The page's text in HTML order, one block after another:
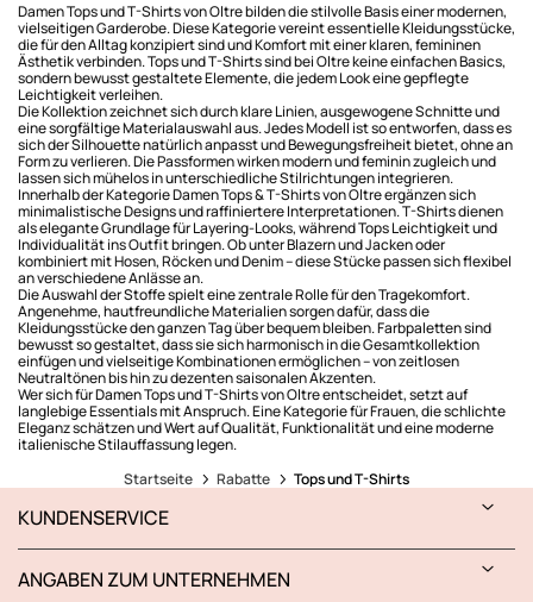
Damen Tops und T-Shirts von Oltre bilden die stilvolle Basis einer modernen,
vielseitigen Garderobe. Diese Kategorie vereint essentielle Kleidungsstücke,
die für den Alltag konzipiert sind und Komfort mit einer klaren, femininen
Ästhetik verbinden. Tops und T-Shirts sind bei Oltre keine einfachen Basics,
sondern bewusst gestaltete Elemente, die jedem Look eine gepflegte
Leichtigkeit verleihen.
Die Kollektion zeichnet sich durch klare Linien, ausgewogene Schnitte und
eine sorgfältige Materialauswahl aus. Jedes Modell ist so entworfen, dass es
sich der Silhouette natürlich anpasst und Bewegungsfreiheit bietet, ohne an
Form zu verlieren. Die Passformen wirken modern und feminin zugleich und
lassen sich mühelos in unterschiedliche Stilrichtungen integrieren.
Innerhalb der Kategorie Damen Tops & T-Shirts von Oltre ergänzen sich
minimalistische Designs und raffiniertere Interpretationen. T-Shirts dienen
als elegante Grundlage für Layering-Looks, während Tops Leichtigkeit und
Individualität ins Outfit bringen. Ob unter Blazern und Jacken oder
kombiniert mit Hosen, Röcken und Denim – diese Stücke passen sich flexibel
an verschiedene Anlässe an.
Die Auswahl der Stoffe spielt eine zentrale Rolle für den Tragekomfort.
Angenehme, hautfreundliche Materialien sorgen dafür, dass die
Kleidungsstücke den ganzen Tag über bequem bleiben. Farbpaletten sind
bewusst so gestaltet, dass sie sich harmonisch in die Gesamt­kollektion
einfügen und vielseitige Kombinationen ermöglichen – von zeitlosen
Neutraltönen bis hin zu dezenten saisonalen Akzenten.
Wer sich für Damen Tops und T-Shirts von Oltre entscheidet, setzt auf
langlebige Essentials mit Anspruch. Eine Kategorie für Frauen, die schlichte
Eleganz schätzen und Wert auf Qualität, Funktionalität und eine moderne
italienische Stilauffassung legen.
Startseite
Rabatte Tops und T-Shirts
KUNDENSERVICE
ANGABEN ZUM UNTERNEHMEN